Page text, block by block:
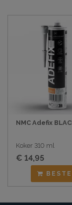
NMC Adefix
Koker 310 ml
€ 14,95